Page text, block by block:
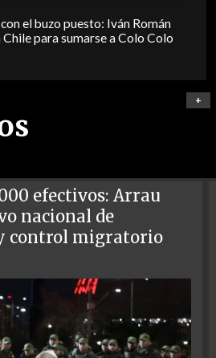
el buzo puesto: Iván Román
Chile para sumarse a Colo Colo
+
efectivos: Arrau
nacional de
control migratorio